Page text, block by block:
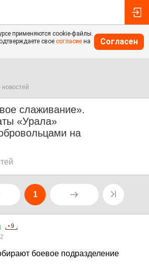
применяются cookie-файлы.
свое согласие на
Согласен
слаживание».
«Урала»
на
1
боевое подразделение